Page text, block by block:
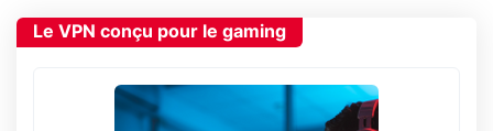
Le VPN conçu pour le gaming